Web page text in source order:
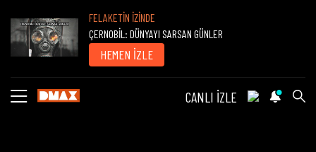
FELAKETİN İZİNDE
ÇERNOBİL: DÜNYAYI SARSAN GÜNLER
HEMEN İZLE
CANLI İZLE